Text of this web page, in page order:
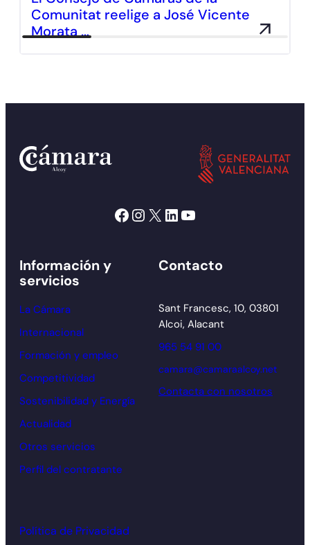
Comunitat reelige a José Vicente
Morata …
Facebook Instagram X LinkedIn YouTube
Información y
servicios
La Cámara
Internacional
Formación y empleo
Competitividad
Sostenibilidad y Energía
Actualidad
Otros servicios
Perfil del contratante
Contacto
Sant Francesc, 10, 03801
Alcoi, Alacant
965 54 91 00
camara@camaraalcoy.net
Contacta con nosotros
Política de Privacidad